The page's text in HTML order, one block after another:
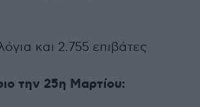
και 2.755 επιβάτες
την 25η Μαρτίου: